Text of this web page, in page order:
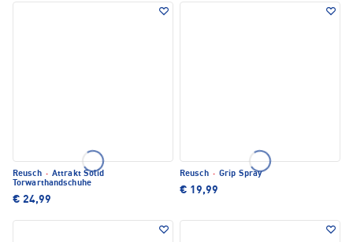
Reusch · Attrakt Solid
Torwarthandschuhe
€ 24,99
Reusch · Grip Spray
€ 19,99